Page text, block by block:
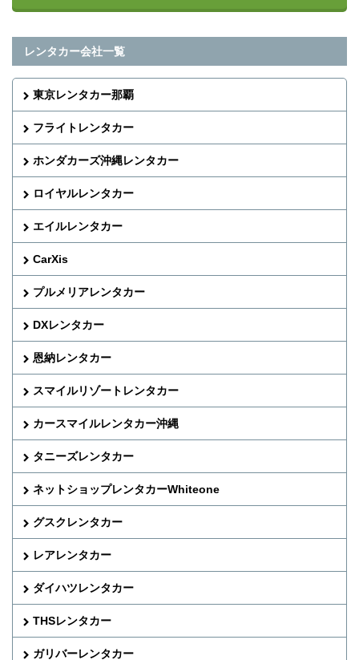
レンタカー会社一覧
東京レンタカー那覇
フライトレンタカー
ホンダカーズ沖縄レンタカー
ロイヤルレンタカー
エイルレンタカー
CarXis
プルメリアレンタカー
DXレンタカー
恩納レンタカー
スマイルリゾートレンタカー
カースマイルレンタカー沖縄
タニーズレンタカー
ネットショップレンタカーWhiteone
グスクレンタカー
レアレンタカー
ダイハツレンタカー
THSレンタカー
ガリバーレンタカー